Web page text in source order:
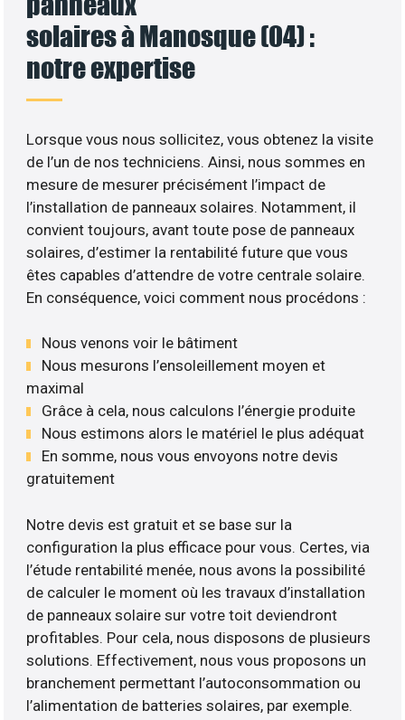
solaires à Manosque (04) :
notre expertise
Lorsque vous nous sollicitez, vous obtenez la visite
de l’un de nos techniciens. Ainsi, nous sommes en
mesure de mesurer précisément l’impact de
l’installation de panneaux solaires. Notamment, il
convient toujours, avant toute pose de panneaux
solaires, d’estimer la rentabilité future que vous
êtes capables d’attendre de votre centrale solaire.
En conséquence, voici comment nous procédons :
Nous venons voir le bâtiment
Nous mesurons l’ensoleillement moyen et
maximal
Grâce à cela, nous calculons l’énergie produite
Nous estimons alors le matériel le plus adéquat
En somme, nous vous envoyons notre devis
gratuitement
Notre devis est gratuit et se base sur la
configuration la plus efficace pour vous. Certes, via
l’étude rentabilité menée, nous avons la possibilité
de calculer le moment où les travaux d’installation
de panneaux solaire sur votre toit deviendront
profitables. Pour cela, nous disposons de plusieurs
solutions. Effectivement, nous vous proposons un
branchement permettant l’autoconsommation ou
l’alimentation de batteries solaires, par exemple.